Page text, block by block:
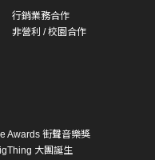
行銷業務合作
非營利 / 校園合作
Awards 街聲音樂獎
大團誕生